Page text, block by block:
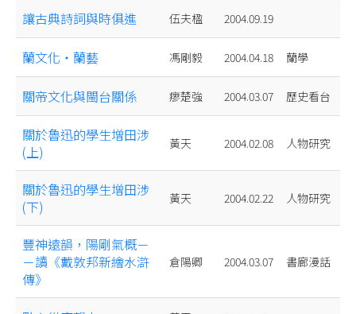
讓古典詩詞與時俱進 伍夫楹 2004.09.19
蘭文化‧蘭藝 馮剛毅 2004.04.18 蘭學
關帝文化與閩台關係 瘳楚強 2004.03.07 歷史看台
關於魯迅的學生增田涉
(上)
黃天 2004.02.08 人物研究
關於魯迅的學生增田涉
(下)
黃天 2004.02.22 人物研究
豐神遠韻，陽剛氣概－
－讀《戴敦邦新繪水滸
傳》
倉陽卿 2004.03.07 書廊漫話